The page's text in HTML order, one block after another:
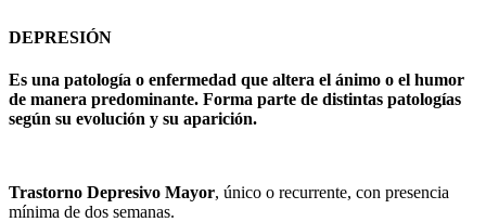
DEPRESIÓN
Es una patología o enfermedad que altera el ánimo o el humor
de manera predominante. Forma parte de distintas patologías
según su evolución y su aparición.
Trastorno Depresivo Mayor, único o recurrente, con presencia
mínima de dos semanas.